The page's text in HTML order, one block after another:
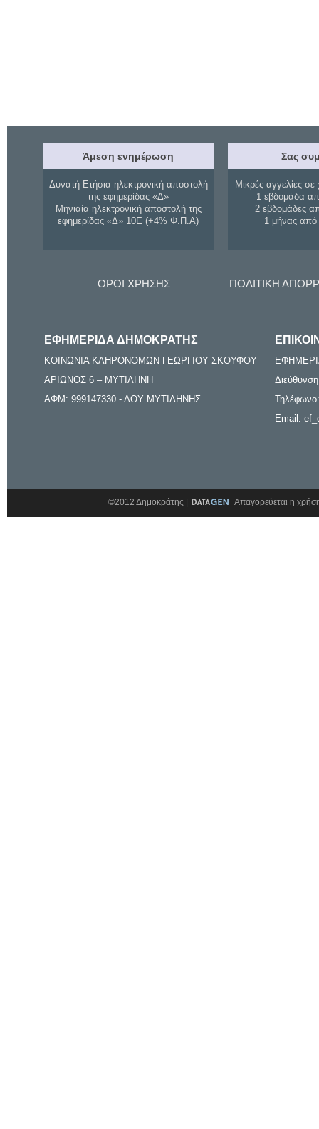
Άμεση ενημέρωση
Δυνατή Ετήσια ηλεκτρονική αποστολή
της εφημερίδας «Δ»
Μηνιαία ηλεκτρονική αποστολή της
εφημερίδας «Δ» 10Ε (+4% Φ.Π.Α)
Σας
Μικρές αγγελίες σε
1 εβδομάδα
2 εβδομάδες
1 μήνας
ΟΡΟΙ ΧΡΗΣΗΣ ΠΟΛΙΤΙΚΗ
ΕΦΗΜΕΡΙΔΑ ΔΗΜΟΚΡΑΤΗΣ
ΚΟΙΝΩΝΙΑ ΚΛΗΡΟΝΟΜΩΝ ΓΕΩΡΓΙΟΥ ΣΚΟΥΦΟΥ
ΑΡΙΩΝΟΣ 6 – ΜΥΤΙΛΗΝΗ
ΑΦΜ: 999147330 - ΔΟΥ ΜΥΤΙΛΗΝΗΣ
Email:
©2012 Δημοκράτης | Απαγορεύεται η